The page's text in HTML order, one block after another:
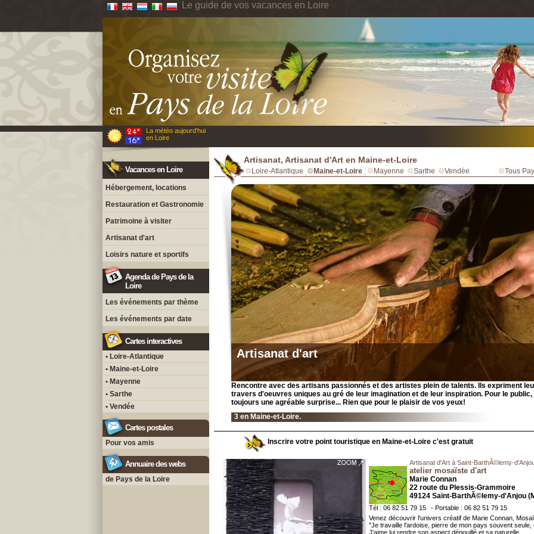
Le guide de vos vacances en Loire
La météo aujourd'hui
en Loire
Vacances en Loire
Hébergement, locations
Restauration et Gastronomie
Patrimoine à visiter
Artisanat d'art
Loisirs nature et sportifs
Agenda de Pays de la
Loire
Les événements par thème
Les événements par date
Cartes interactives
• Loire-Atlantique
• Maine-et-Loire
• Mayenne
• Sarthe
• Vendée
Cartes postales
Pour vos amis
Annuaire des webs
de Pays de la Loire
Artisanat, Artisanat d'Art en Maine-et-Loire
Loire-Atlantique Maine-et-Loire Mayenne Sarthe Vendée Tous
Artisanat d'art
Rencontre avec des artisans passionnés et des artistes plein de talents. Ils expriment
travers d'oeuvres uniques au gré de leur imagination et de leur inspiration. Pour le
toujours une agréable surprise... Rien que pour le plaisir de vos yeux!
3 en Maine-et-Loire.
Inscrire votre point touristique en Maine-et-Loire c'est gratuit
Artisanat d'Art à Saint-BarthÃ©lemy-
atelier mosaïste d'art
Marie Connan
22 route du Plessis-Grammoire
49124 Saint-BarthÃ©lemy-d'Anjou
Tél : 06 82 51 79 15
- Portable : 06 82 51 79 15
Venez découvrir l'univers créatif de Marie Connan,
"Je travaille l'ardoise, pierre de mon pays souvent seule,
J'aime lui rendre son aspect dépouillé et sa naturelle ...